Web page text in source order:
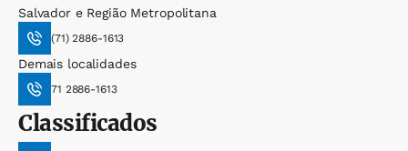
Salvador e Região Metropolitana
(71) 2886-1613
Demais localidades
71 2886-1613
Classificados